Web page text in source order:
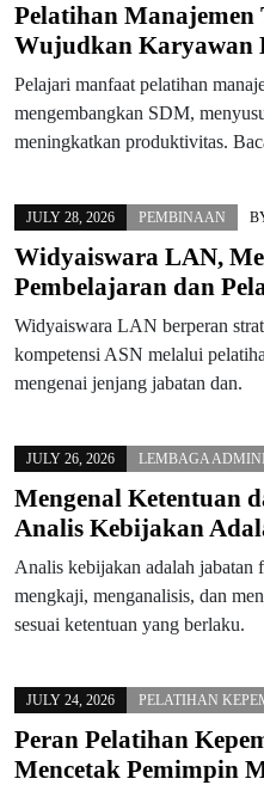
Pelatihan Manajemen
Wujudkan Karyawan
Pelajari manfaat pelatihan
mengembangkan SDM,
meningkatkan produktivitas.
JULY 28, 2026 PEMBINAAN
Widyaiswara LAN,
Pembelajaran dan
Widyaiswara LAN berperan
kompetensi ASN melalui
mengenai jenjang jabatan dan.
JULY 26, 2026 LEMBAGA
Mengenal Ketentuan
Analis Kebijakan
Analis kebijakan adalah jabatan
mengkaji, menganalisis, dan
sesuai ketentuan yang berlaku.
JULY 24, 2026 PELATIHAN
Peran Pelatihan
Mencetak Pemimpin